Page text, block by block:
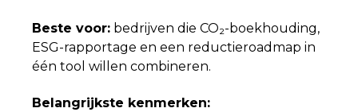
Beste voor: bedrijven die CO₂-boekhouding,
ESG-rapportage en een reductieroadmap in
één tool willen combineren.
Belangrijkste kenmerken: